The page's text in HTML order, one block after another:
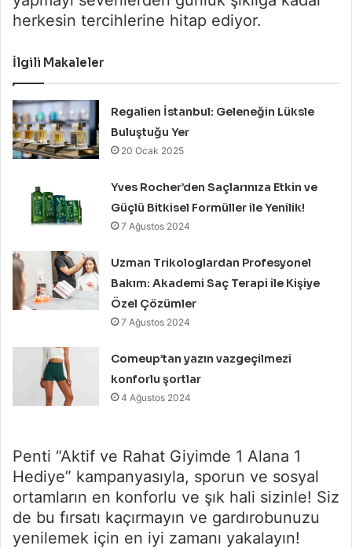
herkesin tercihlerine hitap ediyor.
İlgili Makaleler
Regalien İstanbul: Geleneğin Lüksle
Buluştuğu Yer
20 Ocak 2025
Yves Rocher’den Saçlarınıza Etkin ve
Güçlü Bitkisel Formüller ile Yenilik!
7 Ağustos 2024
Uzman Trikologlardan Profesyonel
Bakım: Akademi Saç Terapi ile Kişiye
Özel Çözümler
7 Ağustos 2024
Comeup’tan yazın vazgeçilmezi
konforlu şortlar
4 Ağustos 2024
Penti “Aktif ve Rahat Giyimde 1 Alana 1
Hediye” kampanyasıyla, sporun ve sosyal
ortamların en konforlu ve şık hali sizinle! Siz
de bu fırsatı kaçırmayın ve gardırobunuzu
yenilemek için en iyi zamanı yakalayın!